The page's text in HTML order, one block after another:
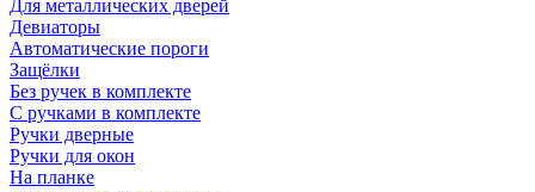
Для металлических дверей
Девиаторы
Автоматические пороги
Защёлки
Без ручек в комплекте
С ручками в комплекте
Ручки дверные
Ручки для окон
На планке